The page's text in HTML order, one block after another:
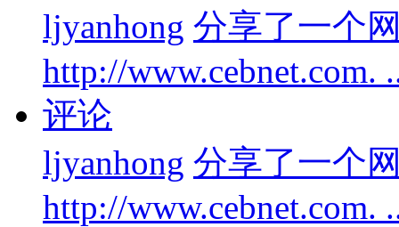
ljyanhong 分享了一个
http://www.cebnet.com.
评论
ljyanhong 分享了一个
http://www.cebnet.com.